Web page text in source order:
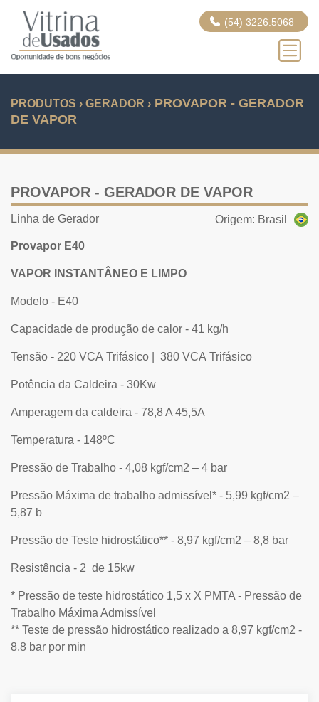
(54) 3226.5068
PRODUTOS › GERADOR › PROVAPOR - GERADOR
DE VAPOR
PROVAPOR - GERADOR DE VAPOR
Linha de Gerador Origem: Brasil
Provapor E40
VAPOR INSTANTÂNEO E LIMPO
Modelo - E40
Capacidade de produção de calor - 41 kg/h
Tensão - 220 VCA Trifásico | 380 VCA Trifásico
Potência da Caldeira - 30Kw
Amperagem da caldeira - 78,8 A 45,5A
Temperatura - 148ºC
Pressão de Trabalho - 4,08 kgf/cm2 – 4 bar
Pressão Máxima de trabalho admissível* - 5,99 kgf/cm2 –
5,87 b
Pressão de Teste hidrostático** - 8,97 kgf/cm2 – 8,8 bar
Resistência - 2 de 15kw
* Pressão de teste hidrostático 1,5 x X PMTA - Pressão de
Trabalho Máxima Admissível
** Teste de pressão hidrostático realizado a 8,97 kgf/cm2 -
8,8 bar por min